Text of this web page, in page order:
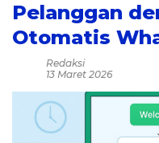
Pelanggan
Otomatis
Redaksi
13 Maret 2026